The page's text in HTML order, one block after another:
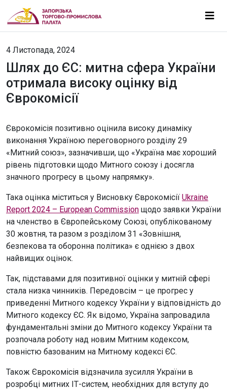
4 Листопада, 2024
Шлях до ЄС: митна сфера України
отримала високу оцінку від
Єврокомісії
Єврокомісія позитивно оцінила високу динаміку
виконання Україною переговорного розділу 29
«Митний союз», зазначивши, що «Україна має хороший
рівень підготовки щодо Митного союзу і досягла
значного прогресу в цьому напрямку».
Така оцінка міститься у Висновку Єврокомісії Ukraine
Report 2024 – European Commission щодо заявки України
на членство в Європейському Союзі, опублікованому
30 жовтня, та разом з розділом 31 «Зовнішня,
безпекова та оборонна політика» є однією з двох
найвищих оцінок.
Так, підставами для позитивної оцінки у митній сфері
стала низка чинників. Передовсім – це прогрес у
приведенні Митного кодексу України у відповідність до
Митного кодексу ЄС. Як відомо, Україна запровадила
фундаментальні зміни до Митного кодексу України та
розпочала роботу над новим Митним кодексом,
повністю базованим на Митному кодексі ЄС.
Також Єврокомісія відзначила зусилля України в
розробці митних ІТ-систем, необхідних для вступу до